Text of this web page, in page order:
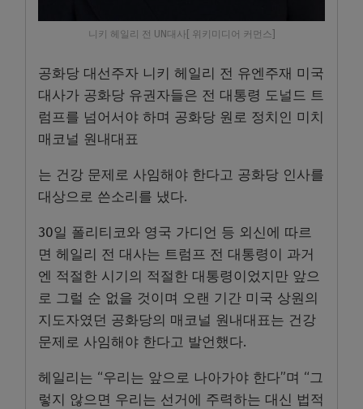
니키 헤일리 전 UN대사[ 위키미디어 커먼스]
공화당 대선주자 니키 헤일리 전 유엔주재 미국
대사가 공화당 유권자들은 전 대통령 도널드 트
럼프를 넘어서야 하며 공화당 원로 정치인 미치
매코널 원내대표
는 건강 문제로 사임해야 한다고 공화당 인사를
대상으로 쓴소리를 냈다.
30일 폴리티코와 영국 가디언 등 외신에 따르
면 헤일리 전 대사는 트럼프 전 대통령이 과거
엔 적절한 시기의 적절한 대통령이었지만 앞으
로 그럴 순 없을 것이며 오랜 기간 미국 상원의
지도자였던 공화당의 매코널 원내대표는 건강
문제로 사임해야 한다고 발언했다.
헤일리는 “우리는 앞으로 나아가야 한다”며 “그
렇지 않으면 우리는 선거에 주력하는 대신 법적